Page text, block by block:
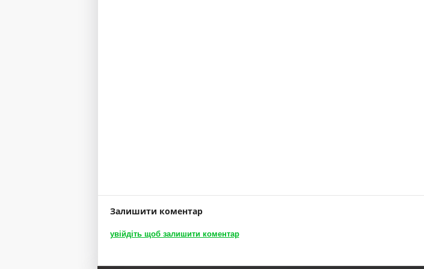
Залишити коментар
увійдіть щоб залишити коментар